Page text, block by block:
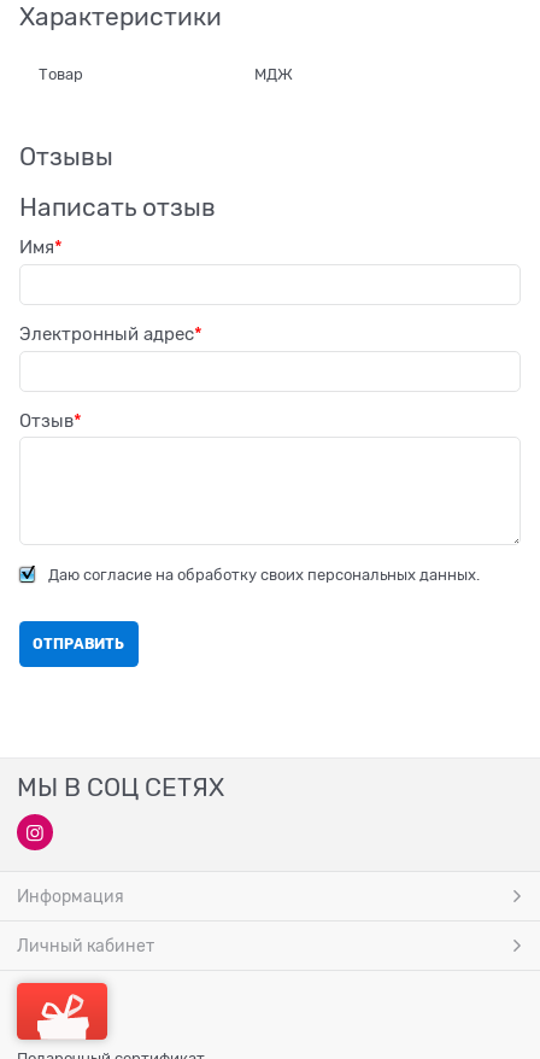
Характеристики
Товар МДЖ
Отзывы
Написать отзыв
Имя
Электронный адрес
Отзыв
Даю согласие на обработку своих персональных данных.
МЫ В СОЦ СЕТЯХ
Информация
Личный кабинет